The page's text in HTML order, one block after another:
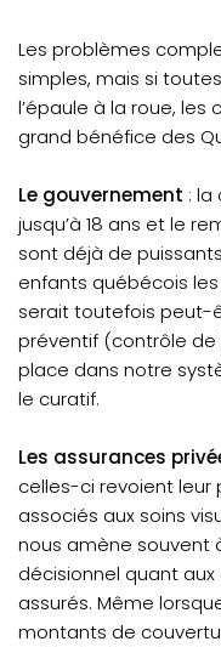
Les problèmes
simples, mais si
l’épaule à la roue,
grand bénéfice des
Le gouvernement : la
jusqu’à 18 ans et le
sont déjà de
enfants québécois
serait toutefois peut-
préventif (contrôle de
place dans notre
le curatif.
Les assurances
celles-ci revoient leur
associés aux soins
nous amène souvent
décisionnel quant
assurés. Même
montants de